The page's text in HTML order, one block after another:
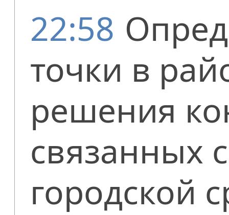
22:58
точки в
решения
связанных
городской